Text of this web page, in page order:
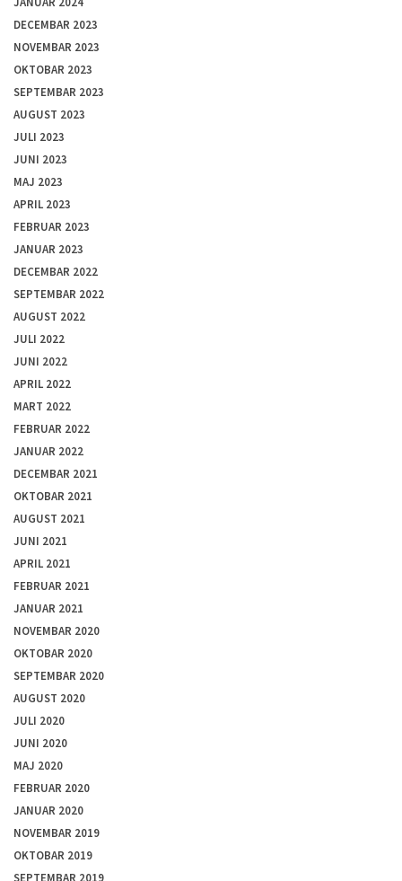
DECEMBAR 2023
NOVEMBAR 2023
OKTOBAR 2023
SEPTEMBAR 2023
AUGUST 2023
JULI 2023
JUNI 2023
MAJ 2023
APRIL 2023
FEBRUAR 2023
JANUAR 2023
DECEMBAR 2022
SEPTEMBAR 2022
AUGUST 2022
JULI 2022
JUNI 2022
APRIL 2022
MART 2022
FEBRUAR 2022
JANUAR 2022
DECEMBAR 2021
OKTOBAR 2021
AUGUST 2021
JUNI 2021
APRIL 2021
FEBRUAR 2021
JANUAR 2021
NOVEMBAR 2020
OKTOBAR 2020
SEPTEMBAR 2020
AUGUST 2020
JULI 2020
JUNI 2020
MAJ 2020
FEBRUAR 2020
JANUAR 2020
NOVEMBAR 2019
OKTOBAR 2019